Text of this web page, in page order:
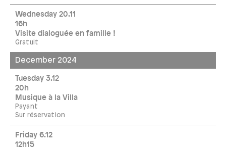
Wednesday 20.11
16h
Visite dialoguée en famille !
Gratuit
December 2024
Tuesday 3.12
20h
Musique à la Villa
Payant
Sur réservation
Friday 6.12
12h15